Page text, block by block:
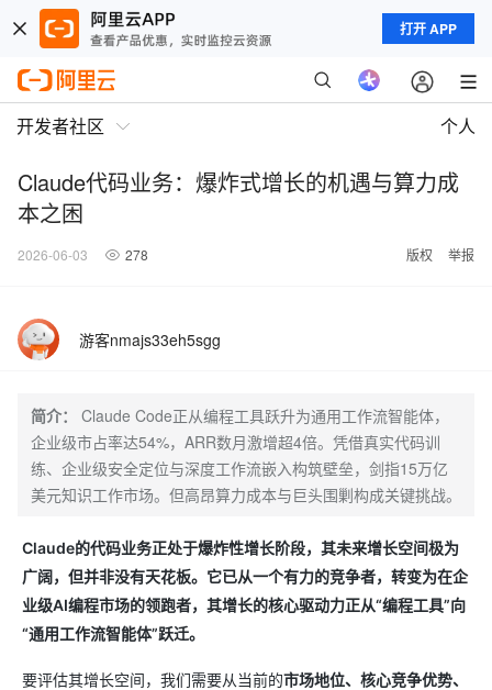
打开 APP
开发者社区 个人
Claude代码业务：爆炸式增长的机遇与算力成
本之困
2026-06-03 278 版权 举报
游客nmajs33eh5sgg
简介：
Claude Code正从编程工具跃升为通用工作流智能体，
企业级市占率达54%，ARR数月激增超4倍。凭借真实代码训
练、企业级安全定位与深度工作流嵌入构筑壁垒，剑指15万亿
美元知识工作市场。但高昂算力成本与巨头围剿构成关键挑战。
Claude的代码业务正处于爆炸性增长阶段，其未来增长空间极为
广阔，但并非没有天花板。它已从一个有力的竞争者，转变为在企
业级AI编程市场的领跑者，其增长的核心驱动力正从“编程工具”向
“通用工作流智能体”跃迁。
要评估其增长空间，我们需要从当前的市场地位、核心竞争优势、